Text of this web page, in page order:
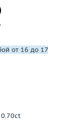
от 16 до 17